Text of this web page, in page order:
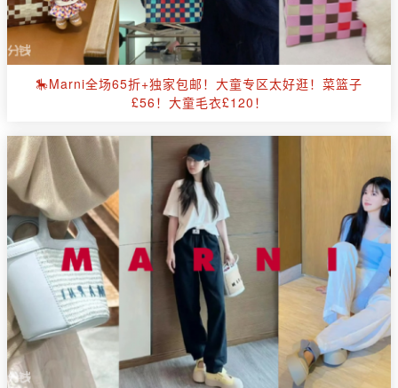
🎠Marni全场65折+独家包邮！大童专区太好逛！菜篮子
£56！大童毛衣£120！